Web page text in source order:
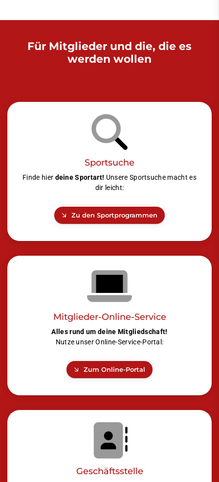
Für Mitglieder und die, die es
werden wollen
Sportsuche
Finde hier deine Sportart! Unsere Sportsuche macht es
dir leicht:
Zu den Sportprogrammen
Mitglieder-Online-Service
Alles rund um deine Mitgliedschaft!
Nutze unser Online-Service-Portal:
Zum Online-Portal
Geschäftsstelle